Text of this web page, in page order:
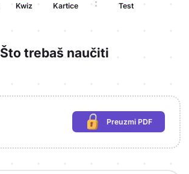
Kwiz Kartice Test
Što trebaš naučiti
Preuzmi PDF
(potrebna prijava)